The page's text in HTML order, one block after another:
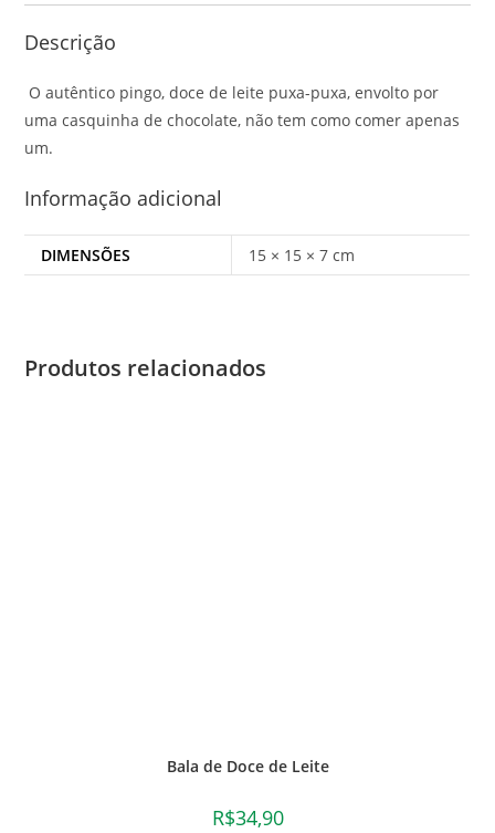
Descrição
O autêntico pingo, doce de leite puxa-puxa, envolto por
uma casquinha de chocolate, não tem como comer apenas
um.
Informação adicional
DIMENSÕES 15 × 15 × 7 cm
Produtos relacionados
Bala de Doce de Leite
R$34,90